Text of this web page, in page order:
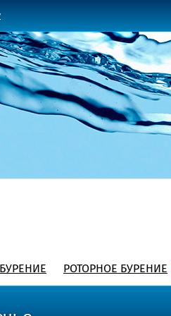
РОТОРНОЕ БУРЕНИЕ